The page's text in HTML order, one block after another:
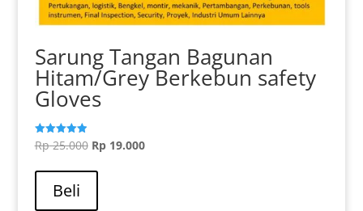
Sarung Tangan Bagunan
Hitam/Grey Berkebun safety
Gloves
Dinilai
5.00
Rp25.000 Harga
Rp19.000Harga
Beli